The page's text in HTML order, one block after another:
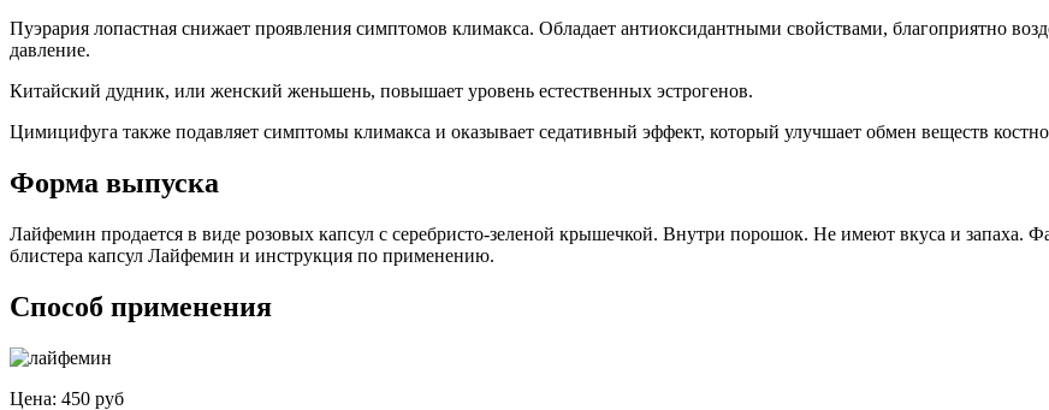
Пуэрария лопастная снижает проявления симптомов климакса. Обладает антиоксидантными свойствами, благоприятно
давление.
Китайский дудник, или женский женьшень, повышает уровень естественных эстрогенов.
Цимицифуга также подавляет симптомы климакса и оказывает седативный эффект, который улучшает обмен веществ
Форма выпуска
Лайфемин продается в виде розовых капсул с серебристо-зеленой крышечкой. Внутри порошок. Не имеют вкуса и запаха.
блистера капсул Лайфемин и инструкция по применению.
Способ применения
Цена: 450 руб